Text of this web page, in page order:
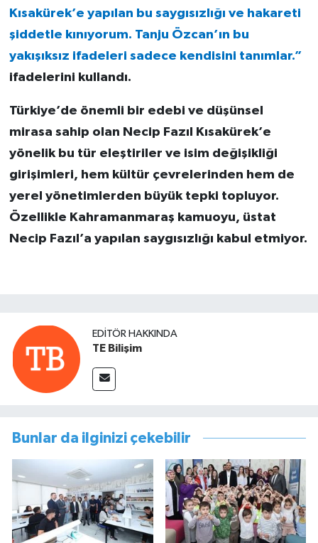
Kısakürek’e yapılan bu saygısızlığı ve hakareti
şiddetle kınıyorum. Tanju Özcan’ın bu
yakışıksız ifadeleri sadece kendisini tanımlar.”
ifadelerini kullandı.
Türkiye’de önemli bir edebi ve düşünsel
mirasa sahip olan Necip Fazıl Kısakürek’e
yönelik bu tür eleştiriler ve isim değişikliği
girişimleri, hem kültür çevrelerinden hem de
yerel yönetimlerden büyük tepki topluyor.
Özellikle Kahramanmaraş kamuoyu, üstat
Necip Fazıl’a yapılan saygısızlığı kabul etmiyor.
EDITÖR HAKKINDA
TE Bilişim
Bunlar da ilginizi çekebilir